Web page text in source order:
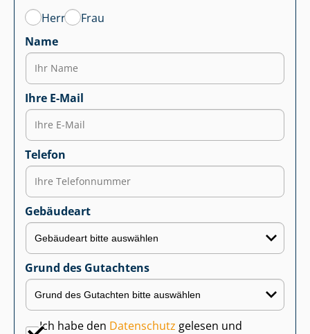
Herr
Frau
Name
Ihre E-Mail
Telefon
Gebäudeart
Grund des Gutachtens
Ich habe den Datenschutz gelesen und